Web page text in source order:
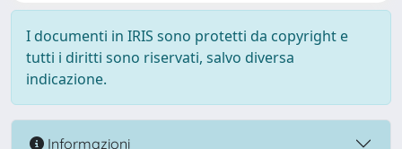
I documenti in IRIS sono protetti da copyright e
tutti i diritti sono riservati, salvo diversa
indicazione.
Informazioni